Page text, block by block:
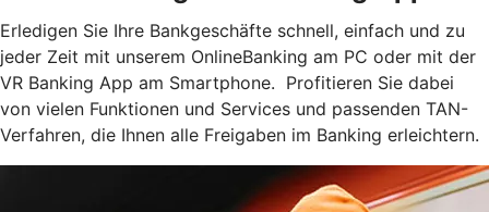
Erledigen Sie Ihre Bankgeschäfte schnell, einfach und zu
jeder Zeit mit unserem OnlineBanking am PC oder mit der
VR Banking App am Smartphone. Profitieren Sie dabei
von vielen Funktionen und Services und passenden TAN-
Verfahren, die Ihnen alle Freigaben im Banking erleichtern.